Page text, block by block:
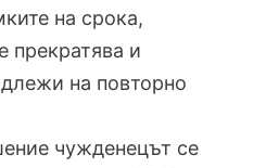
на срока,
прекратява и
на повторно
чужденецът се